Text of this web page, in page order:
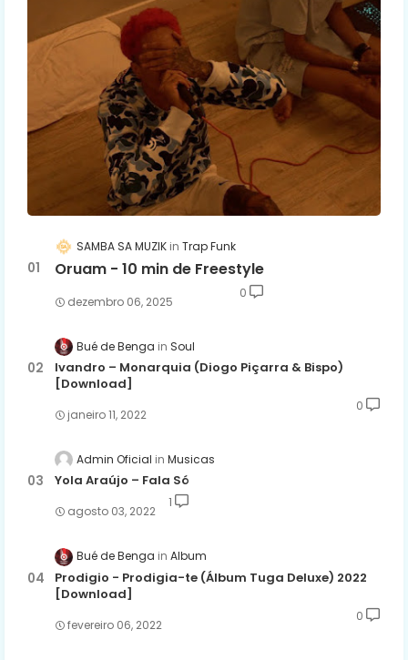
SAMBA SA MUZIK Trap Funk
Oruam - 10 min de Freestyle
dezembro 06, 2025
0
Bué de Benga Soul
Ivandro – Monarquia (Diogo Piçarra & Bispo)
[Download]
janeiro 11, 2022
0
Admin Oficial Musicas
Yola Araújo – Fala Só
agosto 03, 2022
1
Bué de Benga Album
Prodigio - Prodigia-te (Álbum Tuga Deluxe) 2022
[Download]
fevereiro 06, 2022
0